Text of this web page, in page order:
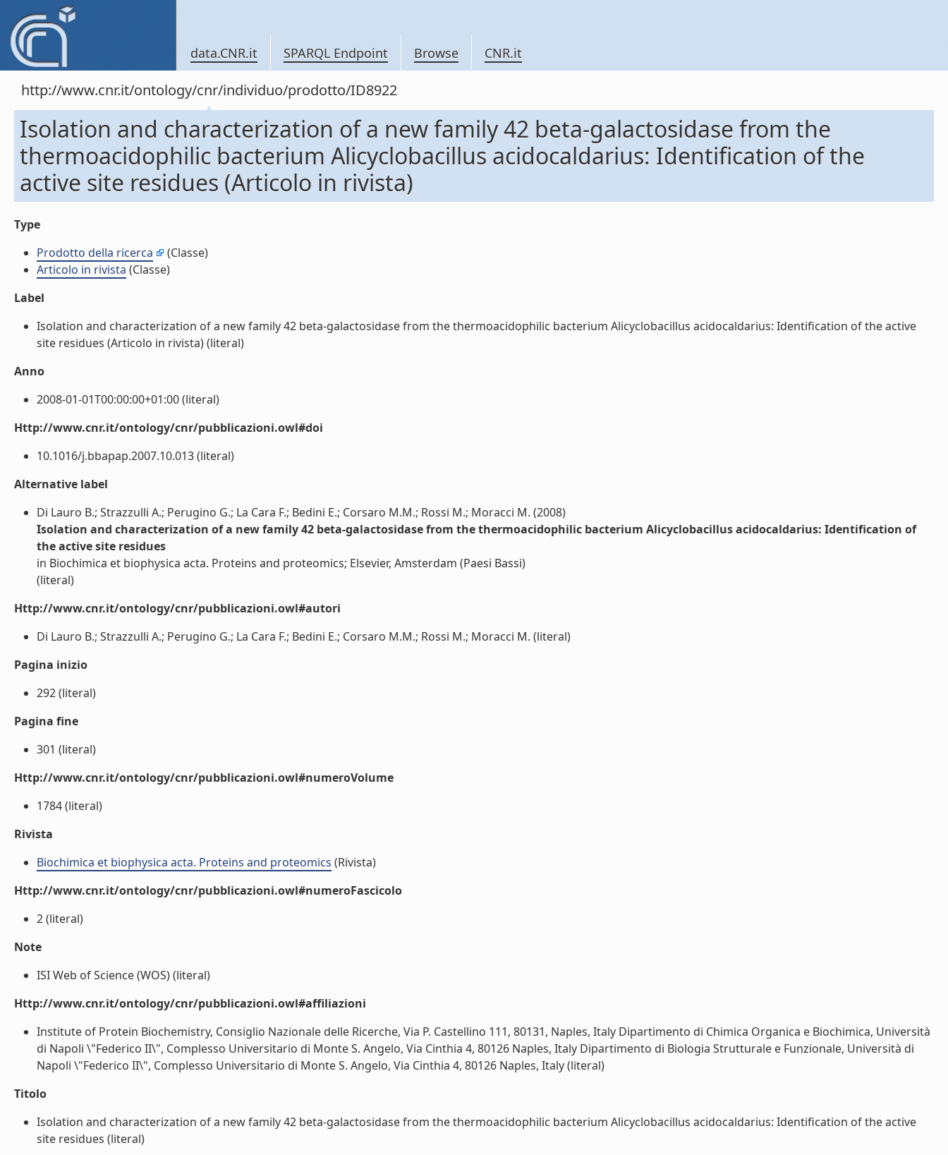
data.CNR.it SPARQL Endpoint Browse CNR.it
http://www.cnr.it/ontology/cnr/individuo/prodotto/ID8922
Isolation and characterization of a new family 42 beta-galactosidase from the
thermoacidophilic bacterium Alicyclobacillus acidocaldarius: Identification of the
active site residues (Articolo in rivista)
Type
Prodotto della ricerca
(Classe)
Articolo in rivista (Classe)
Label
Isolation and characterization of a new family 42 beta-galactosidase from the thermoacidophilic bacterium Alicyclobacillus acidocaldarius: Identification of the active
site residues (Articolo in rivista) (literal)
Anno
2008-01-01T00:00:00+01:00 (literal)
Http://www.cnr.it/ontology/cnr/pubblicazioni.owl#doi
10.1016/j.bbapap.2007.10.013 (literal)
Alternative label
Di Lauro B.; Strazzulli A.; Perugino G.; La Cara F.; Bedini E.; Corsaro M.M.; Rossi M.; Moracci M. (2008)
Isolation and characterization of a new family 42 beta-galactosidase from the thermoacidophilic bacterium Alicyclobacillus acidocaldarius: Identification of
the active site residues
in Biochimica et biophysica acta. Proteins and proteomics; Elsevier, Amsterdam (Paesi Bassi)
(literal)
Http://www.cnr.it/ontology/cnr/pubblicazioni.owl#autori
Di Lauro B.; Strazzulli A.; Perugino G.; La Cara F.; Bedini E.; Corsaro M.M.; Rossi M.; Moracci M. (literal)
Pagina inizio
292 (literal)
Pagina fine
301 (literal)
Http://www.cnr.it/ontology/cnr/pubblicazioni.owl#numeroVolume
1784 (literal)
Rivista
Biochimica et biophysica acta. Proteins and proteomics (Rivista)
Http://www.cnr.it/ontology/cnr/pubblicazioni.owl#numeroFascicolo
2 (literal)
Note
ISI Web of Science (WOS) (literal)
Http://www.cnr.it/ontology/cnr/pubblicazioni.owl#affiliazioni
Institute of Protein Biochemistry, Consiglio Nazionale delle Ricerche, Via P. Castellino 111, 80131, Naples, Italy Dipartimento di Chimica Organica e Biochimica, Università
di Napoli \"Federico II\", Complesso Universitario di Monte S. Angelo, Via Cinthia 4, 80126 Naples, Italy Dipartimento di Biologia Strutturale e Funzionale, Università di
Napoli \"Federico II\", Complesso Universitario di Monte S. Angelo, Via Cinthia 4, 80126 Naples, Italy (literal)
Titolo
Isolation and characterization of a new family 42 beta-galactosidase from the thermoacidophilic bacterium Alicyclobacillus acidocaldarius: Identification of the active
site residues (literal)